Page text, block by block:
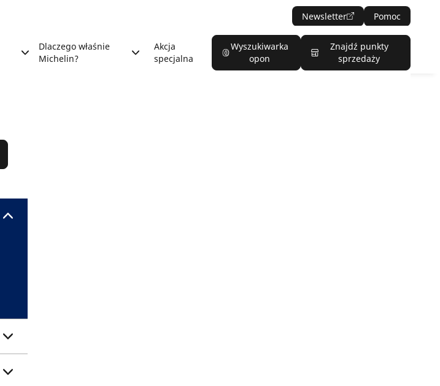
Newsletter Pomoc
Dlaczego właśnie
Michelin?
Akcja
specjalna
Wyszukiwarka
opon
Znajdź punkty
sprzedaży